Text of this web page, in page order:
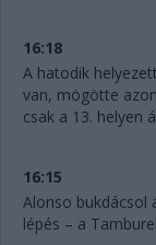
16:18
A hatodik
van, mögötte
csak a 13. helyen
16:15
Alonso bukdácsol
lépés – a